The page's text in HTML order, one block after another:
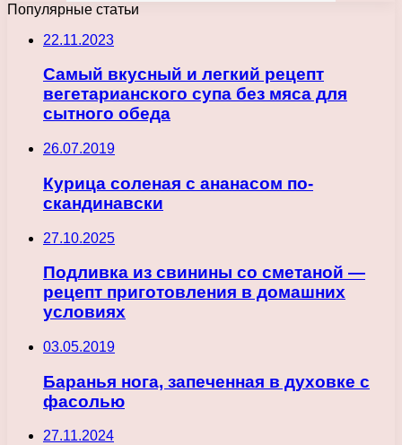
Популярные статьи
22.11.2023
Самый вкусный и легкий рецепт
вегетарианского супа без мяса для
сытного обеда
26.07.2019
Курица соленая с ананасом по-
скандинавски
27.10.2025
Подливка из свинины со сметаной —
рецепт приготовления в домашних
условиях
03.05.2019
Баранья нога, запеченная в духовке с
фасолью
27.11.2024